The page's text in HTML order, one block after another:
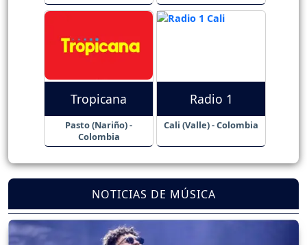
Tropicana
Pasto (Nariño) -
Colombia
Radio 1
Cali (Valle) - Colombia
NOTICIAS DE MÚSICA